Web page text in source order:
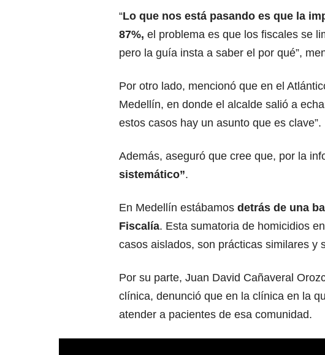
“Lo que nos está pasando es que la
87%, el problema es que los fiscales se
pero la guía insta a saber el por qué”,
Por otro lado, mencionó que en el
Medellín, en donde el alcalde salió a
estos casos hay un asunto que es clave”.
Además, aseguró que cree que, por la
sistemático”.
En Medellín estábamos detrás de una
Fiscalía. Esta sumatoria de homicidios
casos aislados, son prácticas similares y
Por su parte, Juan David Cañaveral
clínica, denunció que en la clínica en la
atender a pacientes de esa comunidad.